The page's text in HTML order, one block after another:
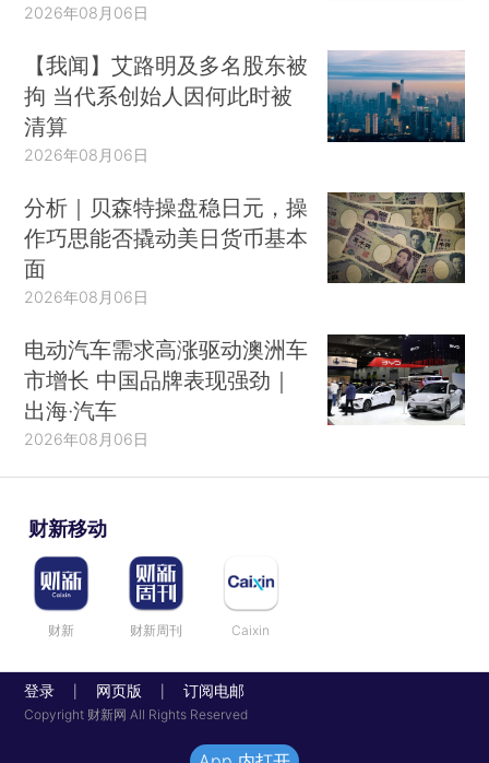
2026年08月06日
【我闻】艾路明及多名股东被
拘 当代系创始人因何此时被
清算
2026年08月06日
分析｜贝森特操盘稳日元，操
作巧思能否撬动美日货币基本
面
2026年08月06日
电动汽车需求高涨驱动澳洲车
市增长 中国品牌表现强劲｜
出海·汽车
2026年08月06日
财新移动
财新 财新周刊 Caixin
登录 网页版 订阅电邮
Copyright 财新网 All Rights Reserved